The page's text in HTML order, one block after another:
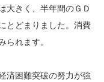
大きく、半年間のＧＤ
とどまりました。消費
られます。
済困難突破の努力が強